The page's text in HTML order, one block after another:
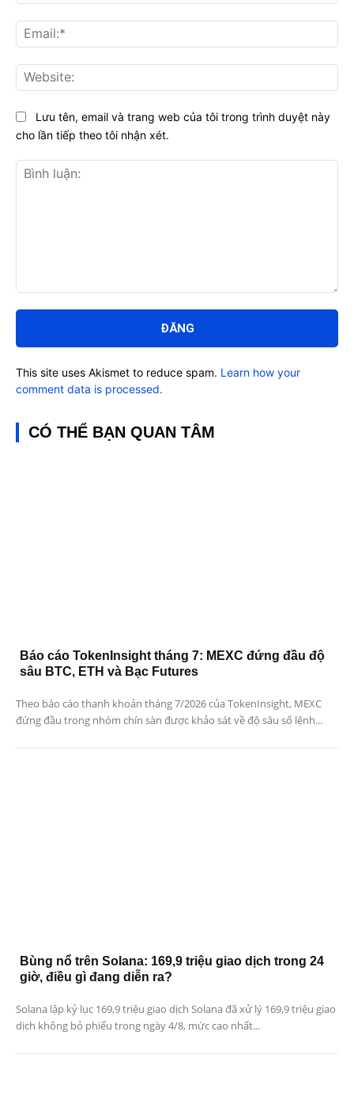
luận:
Lưu tên, email và trang web của tôi trong trình duyệt này
cho lần tiếp theo tôi nhận xét.
This site uses Akismet to reduce spam. Learn how your
comment data is processed.
CÓ THỂ BẠN QUAN TÂM
Báo cáo TokenInsight tháng 7: MEXC đứng đầu độ
sâu BTC, ETH và Bạc Futures
Theo báo cáo thanh khoản tháng 7/2026 của TokenInsight, MEXC
đứng đầu trong nhóm chín sàn được khảo sát về độ sâu sổ lệnh...
Bùng nổ trên Solana: 169,9 triệu giao dịch trong 24
giờ, điều gì đang diễn ra?
Solana lập kỷ lục 169,9 triệu giao dịch Solana đã xử lý 169,9 triệu giao
dịch không bỏ phiếu trong ngày 4/8, mức cao nhất...